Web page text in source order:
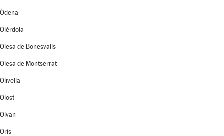
Òdena
Olèrdola
Olesa de Bonesvalls
Olesa de Montserrat
Olivella
Olost
Olvan
Orís